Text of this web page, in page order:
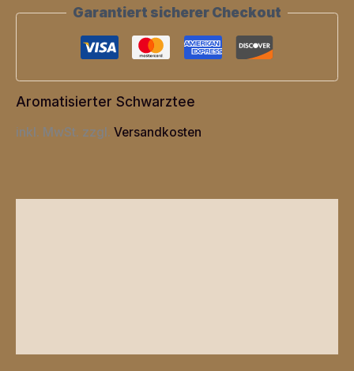
Garantiert sicherer Checkout
Aromatisierter Schwarztee
inkl. MwSt. zzgl. Versandkosten